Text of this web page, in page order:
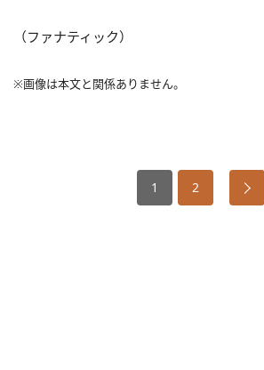
（ファナティック）
※画像は本文と関係ありません。
1 2